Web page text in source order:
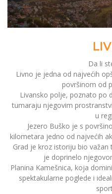
Da li
Livno je jedna od najvećih
površinom od
Livansko polje, poznato po
tumaraju njegovim
u
Jezero Buško je s
kilometara jedno od najvećih
Grad je kroz istoriju bio
je doprinelo
Planina Kamešnica, koja
spektakularne poglede i